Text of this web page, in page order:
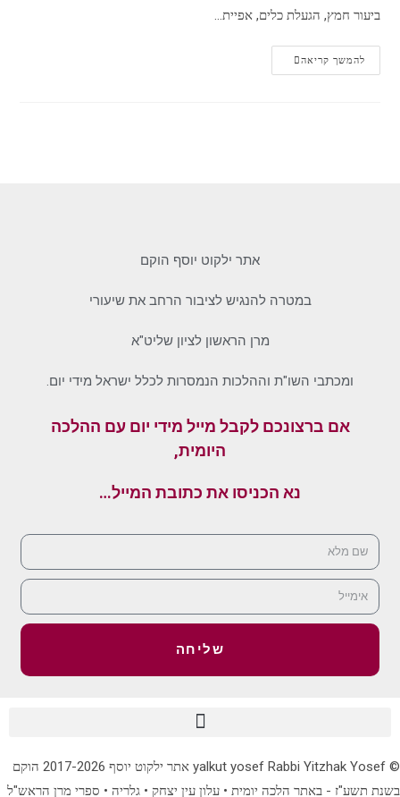
ביעור חמץ, הגעלת כלים, אפיית…
להמשך קריאה
אתר ילקוט יוסף הוקם
במטרה להנגיש לציבור הרחב את שיעורי
מרן הראשון לציון שליט"א
ומכתבי השו"ת וההלכות הנמסרות לכלל ישראל מידי יום.
אם ברצונכם לקבל מייל מידי יום עם ההלכה
היומית,
נא הכניסו את כתובת המייל…
שליחה
© yalkut yosef Rabbi Yitzhak Yosef אתר ילקוט יוסף 2017-2026 הוקם
בשנת תשע"ז - באתר הלכה יומית • עלון עין יצחק • גלריה • ספרי מרן הראש"ל